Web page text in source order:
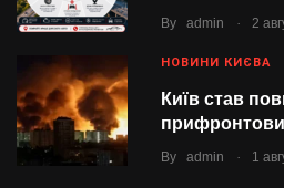
By admin . 2
НОВИНИ КИЄВА
Київ став
By admin . 1